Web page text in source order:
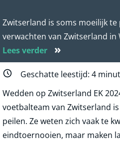
Zwitserland is soms moeilijk
verwachten van Zwitserland in
Lees verder
»
Geschatte leestijd: 4
Wedden op Zwitserland EK
voetbalteam van Zwitserland
peilen. Ze weten zich vaak te
eindtoernooien, maar maken